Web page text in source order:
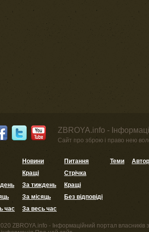
ZBROYA.info -
Сайт про зброю і право нею
час
Новини
Кращі
За тиждень
За місяць
За весь час
Питання
Стрічка
Кращі
Без відповіді
Теми
ZBROYA.info - Інформаційний портал власників